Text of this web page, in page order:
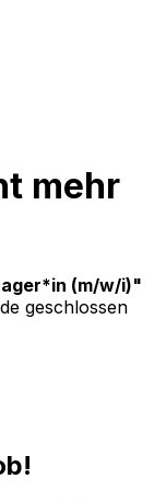
mehr
(m/w/i)"
geschlossen